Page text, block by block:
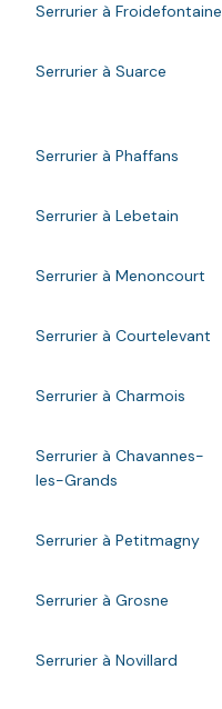
Serrurier à Froidefontaine
Serrurier à Suarce
Serrurier à Phaffans
Serrurier à Lebetain
Serrurier à Menoncourt
Serrurier à Courtelevant
Serrurier à Charmois
Serrurier à Chavannes-
les-Grands
Serrurier à Petitmagny
Serrurier à Grosne
Serrurier à Novillard